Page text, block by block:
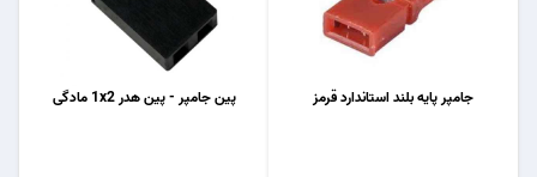
پین جامپر - پین هدر 1x2 مادگی جامپر پایه بلند استاندارد قرمز